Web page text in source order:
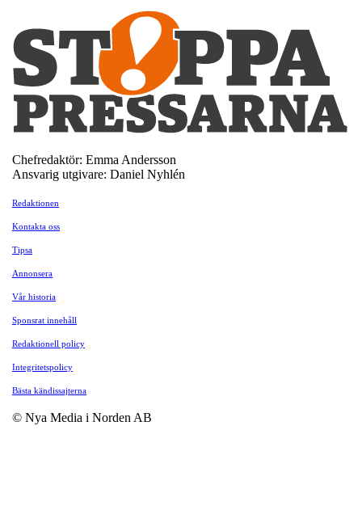
Chefredaktör: Emma Andersson
Ansvarig utgivare: Daniel Nyhlén
Redaktionen
Kontakta oss
Tipsa
Annonsera
Vår historia
Sponsrat innehåll
Redaktionell policy
Integritetspolicy
Bästa kändissajterna
© Nya Media i Norden AB